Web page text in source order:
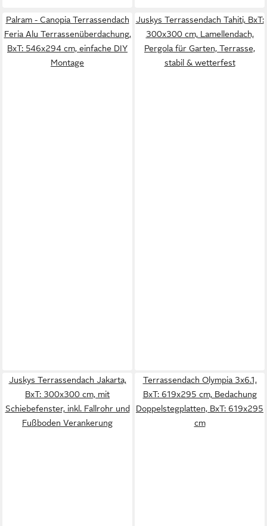
Palram - Canopia Terrassendach
Feria Alu Terrassenüberdachung,
BxT: 546x294 cm, einfache DIY
Montage
Juskys Terrassendach Tahiti, BxT:
300x300 cm, Lamellendach,
Pergola für Garten, Terrasse,
stabil & wetterfest
Juskys Terrassendach Jakarta,
BxT: 300x300 cm, mit
Schiebefenster, inkl. Fallrohr und
Fußboden Verankerung
Terrassendach Olympia 3x6.1,
BxT: 619x295 cm, Bedachung
Doppelstegplatten, BxT: 619x295
cm